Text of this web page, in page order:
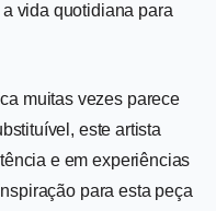
vida quotidiana para
muitas vezes parece
este artista
e em experiências
para esta peça